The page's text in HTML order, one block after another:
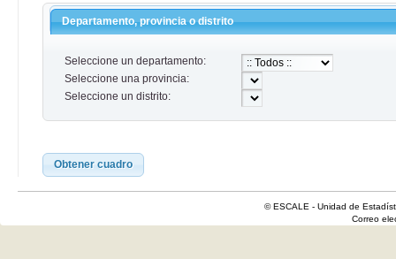
Departamento, provincia o distrito
Seleccione un departamento:
Seleccione una provincia:
Seleccione un distrito:
Obtener cuadro
© ESCALE - Unidad de
Correo